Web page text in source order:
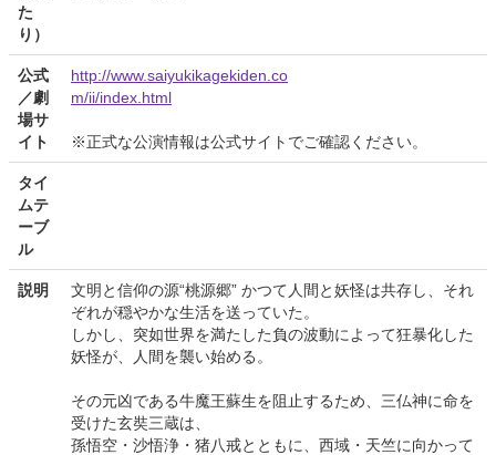
た
り）
公式
／劇
場サ
イト
http://www.saiyukikagekiden.co
m/ii/index.html
※正式な公演情報は公式サイトでご確認ください。
タイ
ムテ
ーブ
ル
説明
文明と信仰の源“桃源郷” かつて人間と妖怪は共存し、それ
ぞれが穏やかな生活を送っていた。
しかし、突如世界を満たした負の波動によって狂暴化した
妖怪が、人間を襲い始める。
その元凶である牛魔王蘇生を阻止するため、三仏神に命を
受けた玄奘三蔵は、
孫悟空・沙悟浄・猪八戒とともに、西域・天竺に向かって